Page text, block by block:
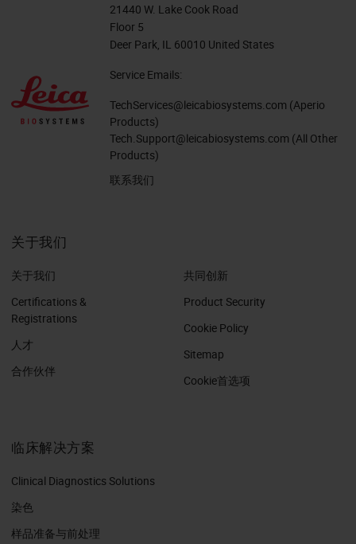
21440 W. Lake Cook Road
Floor 5
Deer Park, IL 60010 United States
Service Emails:
TechServices@leicabiosystems.com (Aperio
Products)
Tech.Support@leicabiosystems.com (All Other
Products)
联系我们
关于我们
关于我们
Certifications &
Registrations
人才
合作伙伴
共同创新
Product Security
Cookie Policy
Sitemap
Cookie首选项
临床解决方案
Clinical Diagnostics Solutions
染色
样品准备与前处理